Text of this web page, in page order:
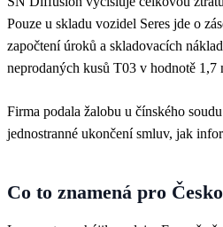
Pouze u skladu vozidel Seres jde o
započtení úroků a skladovacích
neprodaných kusů T03 v hodnotě 1,7
Firma podala žalobu u čínského
jednostranné ukončení smluv, jak
Co to znamená pro Česko